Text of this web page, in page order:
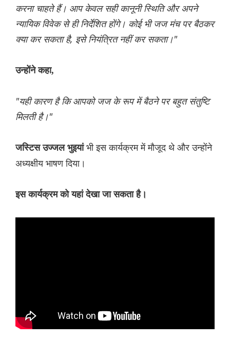
करना चाहते हैं। आप केवल सही कानूनी स्थिति और अपने
न्यायिक विवेक से ही निर्देशित होंगे। कोई भी जज मंच पर बैठकर
क्या कर सकता है, इसे नियंत्रित नहीं कर सकता।"
उन्होंने कहा,
"यही कारण है कि आपको जज के रूप में बैठने पर बहुत संतुष्टि
मिलती है।"
जस्टिस उज्जल भुइयां भी इस कार्यक्रम में मौजूद थे और उन्होंने
अध्यक्षीय भाषण दिया।
इस कार्यक्रम को यहां देखा जा सकता है।